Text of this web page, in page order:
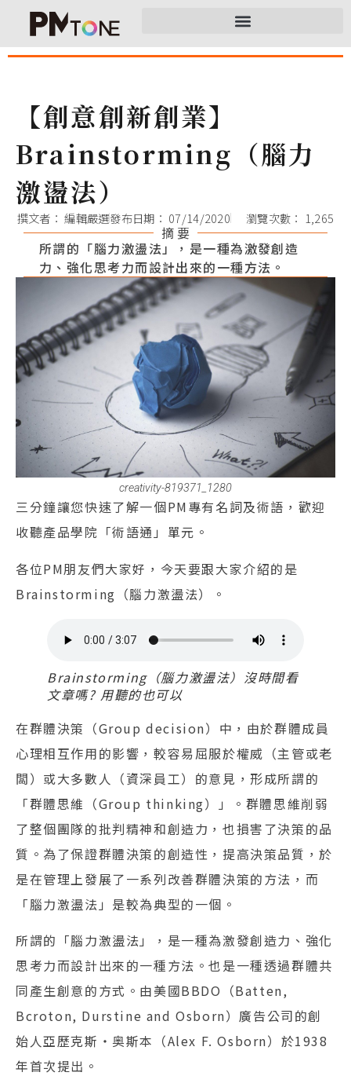
【創意創新創業】
Brainstorming（腦力
激盪法）
撰文者： 編輯嚴選發布日期： 07/14/2020 瀏覽次數： 1,265
摘 要
所謂的「腦力激盪法」，是一種為激發創造
力、強化思考力而設計出來的一種方法。
creativity-819371_1280
三分鐘讓您快速了解一個PM專有名詞及術語，歡迎
收聽產品學院「術語通」單元。
各位PM朋友們大家好，今天要跟大家介紹的是
Brainstorming（腦力激盪法）。
Brainstorming（腦力激盪法）沒時間看
文章嗎? 用聽的也可以
在群體決策（Group decision）中，由於群體成員
心理相互作用的影響，較容易屈服於權威（主管或老
闆）或大多數人（資深員工）的意見，形成所謂的
「群體思維（Group thinking）」。群體思維削弱
了整個團隊的批判精神和創造力，也損害了決策的品
質。為了保證群體決策的創造性，提高決策品質，於
是在管理上發展了一系列改善群體決策的方法，而
「腦力激盪法」是較為典型的一個。
所謂的「腦力激盪法」，是一種為激發創造力、強化
思考力而設計出來的一種方法。也是一種透過群體共
同產生創意的方式。由美國BBDO（Batten,
Bcroton, Durstine and Osborn）廣告公司的創
始人亞歷克斯‧奥斯本（Alex F. Osborn）於1938
年首次提出。